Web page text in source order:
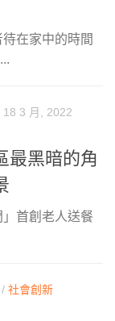
在家中的時間
18 3 月, 2022
最黑暗的角
首創老人送餐
/ 社會創新